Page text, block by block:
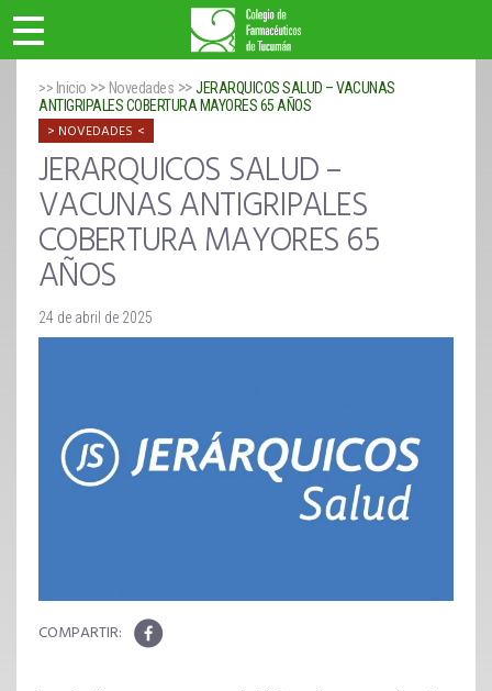
>> Inicio >> Novedades >>JERARQUICOS SALUD – VACUNAS
ANTIGRIPALES COBERTURA MAYORES 65 AÑOS
NOVEDADES
JERARQUICOS SALUD –
VACUNAS ANTIGRIPALES
COBERTURA MAYORES 65
AÑOS
24 de abril de 2025